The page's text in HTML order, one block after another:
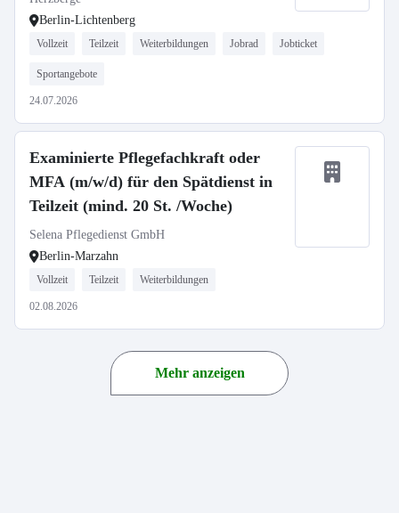
Berlin-Lichtenberg
Vollzeit Teilzeit Weiterbildungen Jobrad Jobticket
Sportangebote
24.07.2026
Examinierte Pflegefachkraft oder
MFA (m/w/d) für den Spätdienst in
Teilzeit (mind. 20 St. /Woche)
Selena Pflegedienst GmbH
Berlin-Marzahn
Vollzeit Teilzeit Weiterbildungen
02.08.2026
Mehr anzeigen